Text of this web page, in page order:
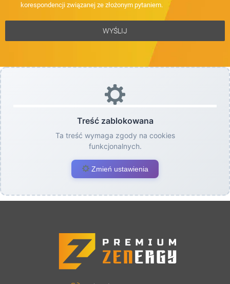
korespondencji związanej ze złożonym pytaniem.
WYŚLIJ
Treść zablokowana
Ta treść wymaga zgody na cookies
funkcjonalnych.
Zmień ustawienia